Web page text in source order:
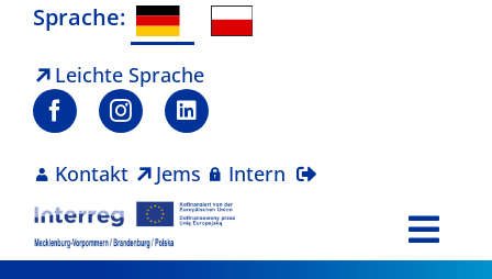
Zum
springen
Sprache:
Leichte Sprache
Kontakt Jems Intern